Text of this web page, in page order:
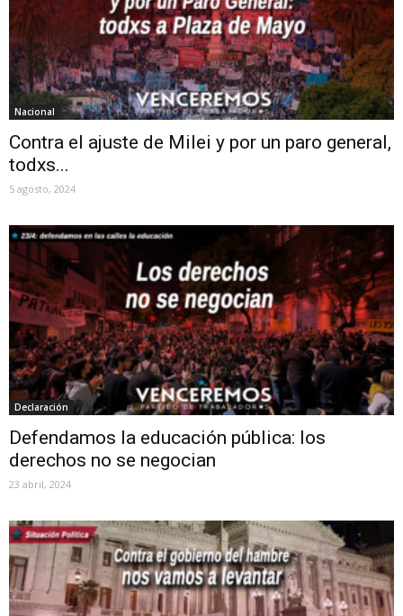
Nacional
Contra el ajuste de Milei y por un paro general,
todxs...
5 agosto, 2024
Declaración
Defendamos la educación pública: los
derechos no se negocian
23 abril, 2024